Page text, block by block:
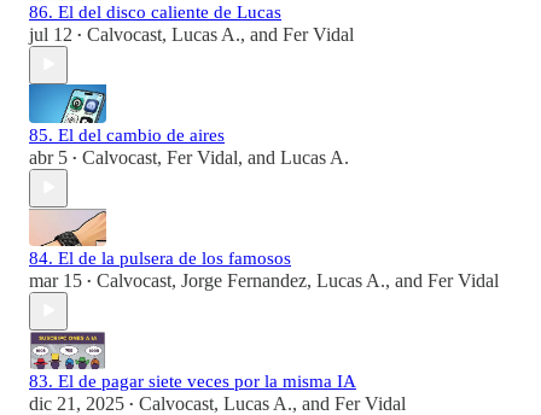
86. El del disco caliente de Lucas
jul 12 • Calvocast, Lucas A., and Fer Vidal
85. El del cambio de aires
abr 5 • Calvocast, Fer Vidal, and Lucas A.
84. El de la pulsera de los famosos
mar 15 • Calvocast, Jorge Fernandez, Lucas A., and Fer Vidal
83. El de pagar siete veces por la misma IA
dic 21, 2025 • Calvocast, Lucas A., and Fer Vidal